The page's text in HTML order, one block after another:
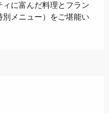
に富んだ料理とフラン
メニュー）をご堪能い